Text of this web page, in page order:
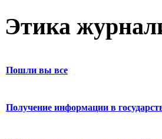
Этика
Пошли вы все
Получение информации в